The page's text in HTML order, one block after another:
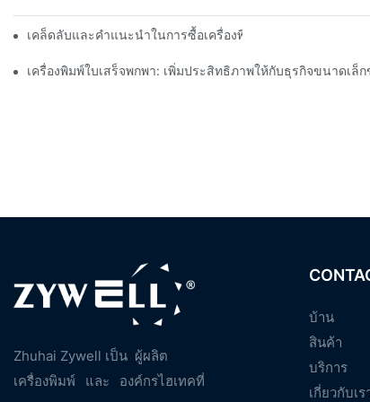
เคล็ดลับและคำแนะนำในการซื้อเครื่องพิมพ์ฉลากขนาด 4 นิ้ว
เครื่องพิมพ์ใบเสร็จพกพา: เพิ่มประสิทธิภาพให้กับธุรกิจขนาดเล็ก
Zhuhai Zywell เป็น ผู้ผลิต
เครื่องพิมพ์
และ
องค์กรไฮเทคที่
บ้าน
สินค้า
บริการ
เกี่ยวกับเร